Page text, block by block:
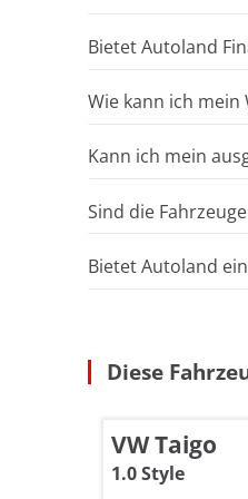
Bietet Autoland
Wie kann ich
Kann ich mein
Sind die
Bietet Autoland
Diese
VW Taigo
1.0 Style